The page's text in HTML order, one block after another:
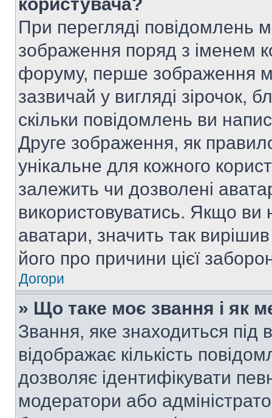
При перегляді повідомлень
зображення поряд з іменем
форуму, перше зображення
зазвичай у вигляді зірочок,
скільки повідомлень ви
Друге зображення, як
унікальне для кожного
залежить чи дозволені
використовуватись. Якщо ви
аватари, значить так
його про причини цієї
Догори
» Що таке моє звання і як
Звання, яке знаходиться
відображає кількість
дозволяє ідентифікувати
модератори або